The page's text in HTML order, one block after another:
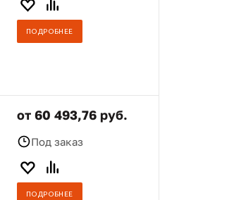
ПОДРОБНЕЕ
от 60 493,76 руб.
Под заказ
ПОДРОБНЕЕ